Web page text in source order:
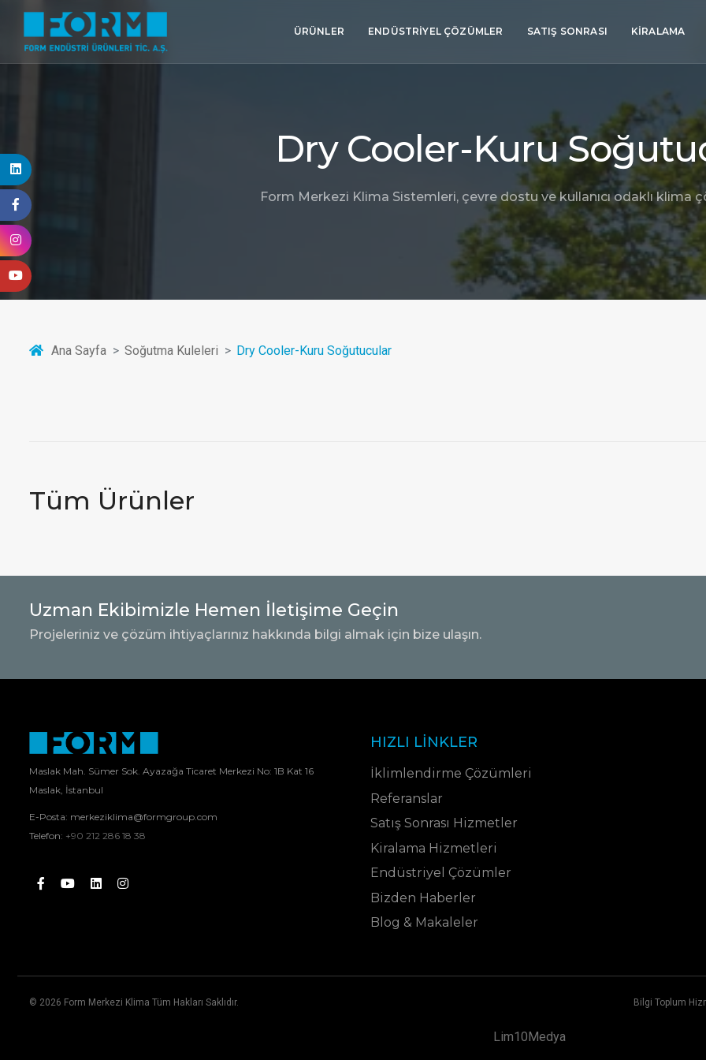
ÜRÜNLER ENDÜSTRIYEL ÇÖZÜMLER SATIŞ SONRASI KIRALAMA
Dry Cooler-Kuru
Form Merkezi Klima Sistemleri, çevre dostu ve kullanıcı odaklı klima
Ana Sayfa Soğutma Kuleleri Dry Cooler-Kuru Soğutucular
Tüm Ürünler
Uzman Ekibimizle Hemen İletişime Geçin
Projeleriniz ve çözüm ihtiyaçlarınız hakkında bilgi almak için bize ulaşın.
Maslak Mah. Sümer Sok. Ayazağa Ticaret Merkezi No: 1B Kat 16
Maslak, İstanbul
E-Posta: merkeziklima@formgroup.com
Telefon: +90 212 286 18 38
HIZLI LINKLER
İklimlendirme Çözümleri
Referanslar
Satış Sonrası Hizmetler
Kiralama Hizmetleri
Endüstriyel Çözümler
Bizden Haberler
Blog & Makaleler
© 2026 Form Merkezi Klima Tüm Hakları Saklıdır. Bilgi Toplum
Lim10Medya